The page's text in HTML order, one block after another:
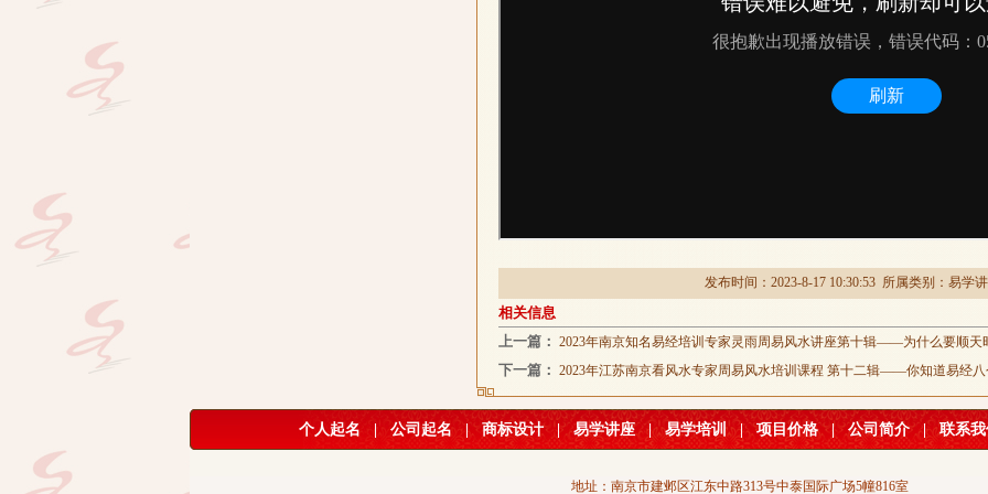
发布时间：2023-8-17 10:30:53 所属类别： 易学
相关信息
上一篇： 2023年南京知名易经培训专家灵雨周易风水讲座第十辑——为什么要顺天
下一篇： 2023年江苏南京看风水专家周易风水培训课程 第十二辑——你知道易经
个人起名 公司起名 | 商标设计 | 易学讲座 | 易学培训 | 项目价格 | 公司简介 | 联系我
地址：南京市建邺区江东中路313号中泰国际广场5幢816室